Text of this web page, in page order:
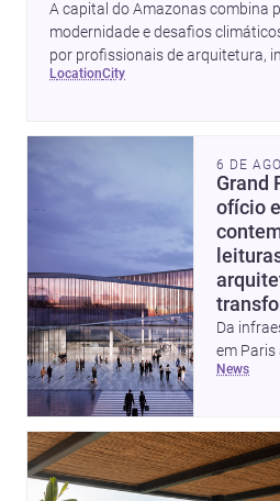
A capital do Amazonas combina
modernidade e desafios
por profissionais de arquitetura,
obras ainda mais estratégica.
location city
6 DE
Grand
ofício
Da
em
artesanal
urbana,
news